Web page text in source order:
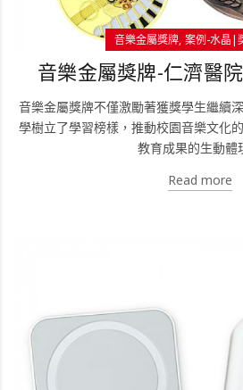
音樂金屬獎牌 案例-水晶|
音樂金屬獎牌-仁濟醫
音樂金屬獎牌不僅激勵著獲獎學生繼續
學樹立了學習榜樣，推動校園音樂文化
教育成果的生動體
Read more